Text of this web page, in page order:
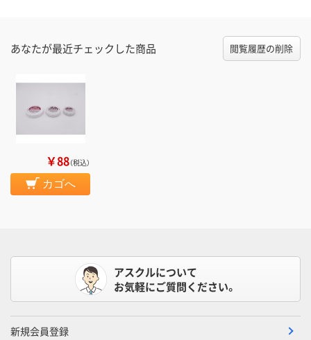
あなたが最近チェックした商品 閲覧履歴の削除
￥88（税込）
カゴへ
アスクルについて
お気軽にご質問ください。
新規会員登録